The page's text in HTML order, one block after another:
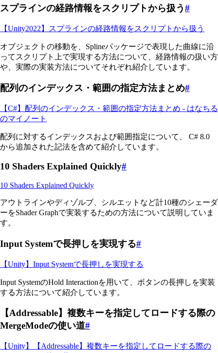
スプラインの経路情報をスクリプトから扱う#
【Unity2022】スプラインの経路情報をスクリプトから扱う
オブジェクトの移動を、Splineパッケージで表現した曲線に沿
ってスクリプト上で実現する方法について、経路情報の扱い方
や、実際の実装方法についてそれぞれ紹介しています。
配列のインデックス・範囲の指定方法まとめ#
【C#】配列のインデックス・範囲の指定方法まとめ - はなちる
のマイノート
配列に対するインデックスおよび範囲指定について、 C# 8.0
から追加された記法を含めて紹介しています。
10 Shaders Explained Quickly#
10 Shaders Explained Quickly
アウトラインやディゾルブ、シルエットなど計10種のシェーダ
ーをShader Graphで実装するための方法について説明していま
す。
Input Systemで長押しを実現する#
【Unity】Input Systemで長押しを実現する
Input SystemのHold Interactionを用いて、ボタンの長押しを実装
する方法について紹介しています。
【Addressable】複数キーを指定してロードする際の
MergeModeの使い道#
【Unity】【Addressable】複数キーを指定してロードする際の